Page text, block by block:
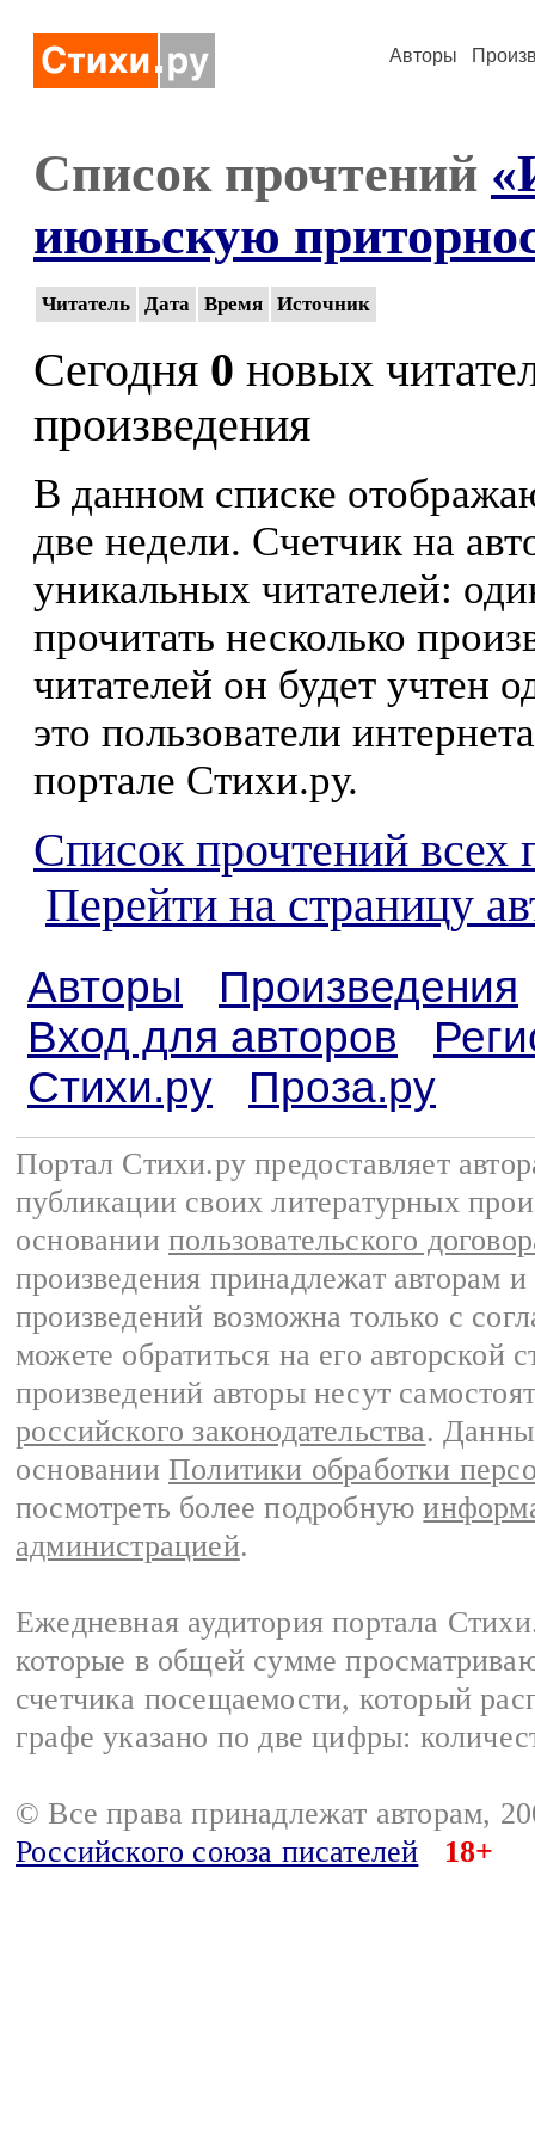
Авторы
Список прочтений
июньскую
Читатель Дата Время Источник
Сегодня 0 новых
произведения
В данном списке
две недели. Счетчик на
уникальных читателей:
прочитать несколько
читателей он будет учтен
это пользователи
портале Стихи.ру.
Список прочтений всех
Перейти на страницу
Авторы
Произведения
Вход для авторов
Стихи.ру
Проза.ру
Портал Стихи.ру предоставляет
публикации своих литературных
основании пользовательского
произведения принадлежат авторам
произведений возможна только с
можете обратиться на его авторской
произведений авторы несут
российского законодательства.
основании Политики обработки
посмотреть более подробную
администрацией.
Ежедневная аудитория портала
которые в общей сумме
счетчика посещаемости, который
графе указано по две цифры:
© Все права принадлежат авторам,
Российского союза писателей
18+